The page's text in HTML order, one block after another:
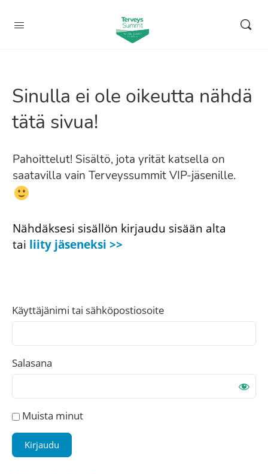
Sinulla ei ole oikeutta nähdä
tätä sivua!
Pahoittelut! Sisältö, jota yrität katsella on
saatavilla vain Terveyssummit VIP-jäsenille.
Nähdäksesi sisällön kirjaudu sisään alta
tai liity jäseneksi >>
Käyttäjänimi tai sähköpostiosoite
Salasana
Muista minut